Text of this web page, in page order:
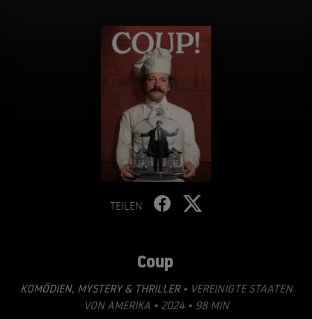
TEILEN
Coup
KOMÖDIEN, MYSTERY & THRILLER• VEREINIGTE STAATEN
VON AMERIKA • 2024 • 98 MIN